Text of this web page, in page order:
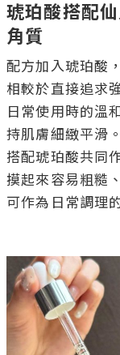
琥珀酸搭配
角質
配方加入琥珀酸
相較於直接追求
日常使用時的溫
持肌膚細緻平滑
搭配琥珀酸共同
摸起來容易粗糙
可作為日常調理